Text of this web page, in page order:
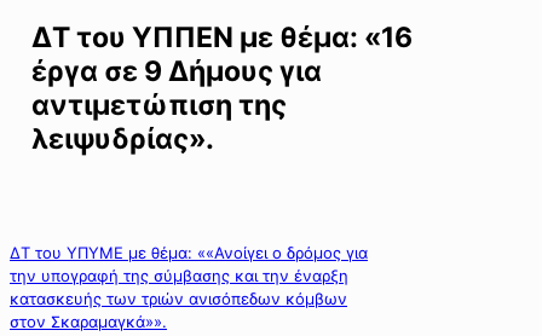
ΔΤ του ΥΠΠΕΝ με θέμα: «16
έργα σε 9 Δήμους για
αντιμετώπιση της
λειψυδρίας».
ΔΤ του ΥΠΥΜΕ με θέμα: ««Ανοίγει ο δρόμος για
την υπογραφή της σύμβασης και την έναρξη
κατασκευής των τριών ανισόπεδων κόμβων
στον Σκαραμαγκά»».